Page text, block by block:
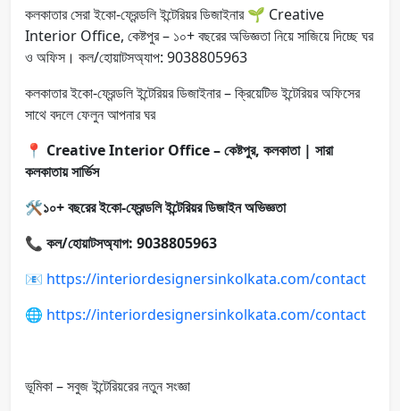
কলকাতার সেরা ইকো-ফ্রেন্ডলি ইন্টেরিয়র ডিজাইনার 🌱 Creative
Interior Office, কেষ্টপুর – ১০+ বছরের অভিজ্ঞতা নিয়ে সাজিয়ে দিচ্ছে ঘর
ও অফিস। কল/হোয়াটসঅ্যাপ: 9038805963
কলকাতার ইকো-ফ্রেন্ডলি ইন্টেরিয়র ডিজাইনার – ক্রিয়েটিভ ইন্টেরিয়র অফিসের
সাথে বদলে ফেলুন আপনার ঘর
📍 Creative Interior Office – কেষ্টপুর, কলকাতা | সারা
কলকাতায় সার্ভিস
🛠১০+ বছরের ইকো-ফ্রেন্ডলি ইন্টেরিয়র ডিজাইন অভিজ্ঞতা
📞 কল/হোয়াটসঅ্যাপ: 9038805963
📧 https://interiordesignersinkolkata.com/contact
🌐 https://interiordesignersinkolkata.com/contact
ভূমিকা – সবুজ ইন্টেরিয়রের নতুন সংজ্ঞা